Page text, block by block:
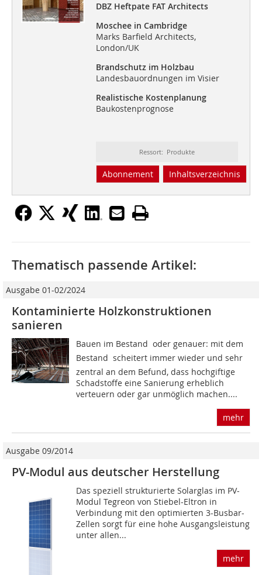
DBZ Heftpate FAT Architects
Moschee in Cambridge
Marks Barfield Architects,
London/UK
Brandschutz im Holzbau
Landesbauordnungen im Visier
Realistische Kostenplanung
Baukostenprognose
Ressort: Produkte
Abonnement Inhaltsverzeichnis
Thematisch passende Artikel:
Ausgabe 01-02/2024
Kontaminierte Holzkonstruktionen
sanieren
Bauen im Bestand  oder genauer: mit dem
Bestand  scheitert immer wieder und sehr
zentral an dem Befund, dass hochgiftige
Schadstoffe eine Sanierung erheblich
verteuern oder gar unmöglich machen....
mehr
Ausgabe 09/2014
PV-Modul aus deutscher Herstellung
Das speziell strukturierte Solarglas im PV-
Modul Tegreon von Stiebel-Eltron in
Verbindung mit den optimierten 3-Busbar-
Zellen sorgt für eine hohe Ausgangsleistung
unter allen...
mehr